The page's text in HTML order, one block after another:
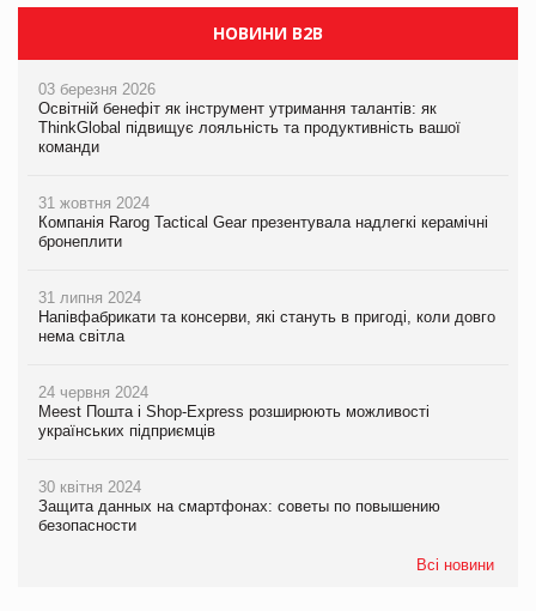
НОВИНИ B2B
03 березня 2026
Освітній бенефіт як інструмент утримання талантів: як
ThinkGlobal підвищує лояльність та продуктивність вашої
команди
31 жовтня 2024
Компанія Rarog Tactical Gear презентувала надлегкі керамічні
бронеплити
31 липня 2024
Напівфабрикати та консерви, які стануть в пригоді, коли довго
нема світла
24 червня 2024
Meest Пошта і Shop-Express розширюють можливості
українських підприємців
30 квітня 2024
Защита данных на смартфонах: советы по повышению
безопасности
Всі новини